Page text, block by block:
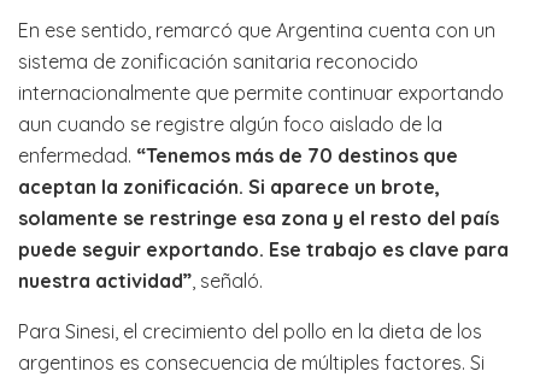
En ese sentido, remarcó que Argentina cuenta con un
sistema de zonificación sanitaria reconocido
internacionalmente que permite continuar exportando
aun cuando se registre algún foco aislado de la
enfermedad. “Tenemos más de 70 destinos que
aceptan la zonificación. Si aparece un brote,
solamente se restringe esa zona y el resto del país
puede seguir exportando. Ese trabajo es clave para
nuestra actividad”, señaló.
Para Sinesi, el crecimiento del pollo en la dieta de los
argentinos es consecuencia de múltiples factores. Si